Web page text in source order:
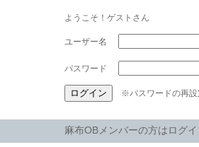
ようこそ！ゲストさん
パスワード
※パスワードの再設
麻布OBメンバーの方はログ